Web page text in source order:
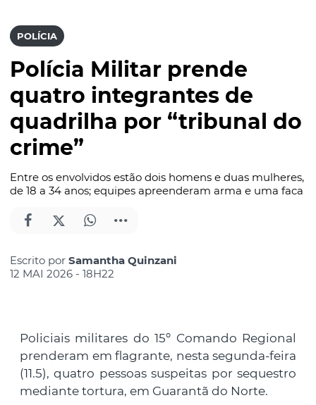
POLÍCIA
Polícia Militar prende
quatro integrantes de
quadrilha por “tribunal do
crime”
Entre os envolvidos estão dois homens e duas mulheres,
de 18 a 34 anos; equipes apreenderam arma e uma faca
Escrito por Samantha Quinzani
12 MAI 2026 - 18H22
Policiais militares do 15º Comando Regional
prenderam em flagrante, nesta segunda-feira
(11.5), quatro pessoas suspeitas por sequestro
mediante tortura, em Guarantã do Norte.